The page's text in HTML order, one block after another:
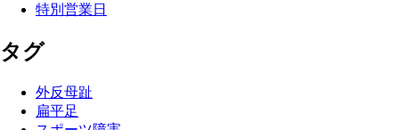
特別営業日
タグ
外反母趾
扁平足